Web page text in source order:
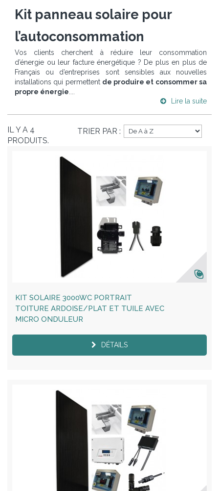
Kit panneau solaire pour
l’autoconsommation
Vos clients cherchent à réduire leur consommation
d’énergie ou leur facture énergétique ? De plus en plus de
Français ou d’entreprises sont sensibles aux nouvelles
installations qui permettent de produire et consommer sa
propre énergie
Lire la suite
TRIER PAR :
IL Y A 4
PRODUITS.
KIT SOLAIRE 3000WC PORTRAIT
TOITURE ARDOISE/PLAT ET TUILE AVEC
MICRO ONDULEUR
DÉTAILS